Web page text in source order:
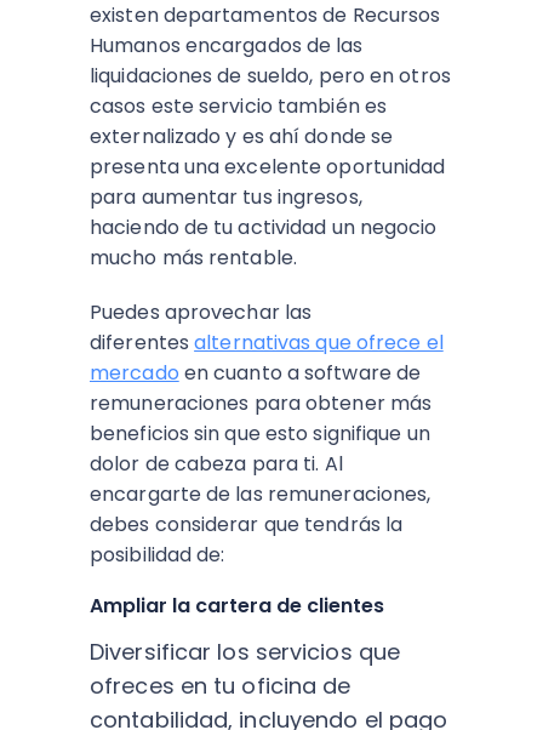
existen departamentos de Recursos
Humanos encargados de las
liquidaciones de sueldo, pero en otros
casos este servicio también es
externalizado y es ahí donde se
presenta una excelente oportunidad
para aumentar tus ingresos,
haciendo de tu actividad un negocio
mucho más rentable.
Puedes aprovechar las
diferentesalternativas que ofrece el
mercado en cuanto a software de
remuneraciones para obtener más
beneficios sin que esto signifique un
dolor de cabeza para ti. Al
encargarte de las remuneraciones,
debes considerar que tendrás la
posibilidad de:
Ampliar la cartera de clientes
Diversificar los servicios que
ofreces en tu oficina de
contabilidad, incluyendo el pago